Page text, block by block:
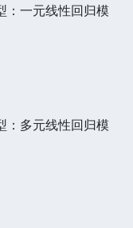
：一元线性回归模
：多元线性回归模